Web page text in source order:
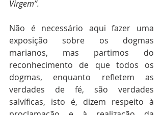
Virgem”.
Não é necessário aqui fazer uma
exposição sobre os dogmas
marianos, mas partimos do
reconhecimento de que todos os
dogmas, enquanto refletem as
verdades de fé, são verdades
salvíficas, isto é, dizem respeito à